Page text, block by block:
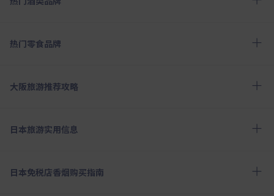
热门零食品牌
大阪旅游推荐攻略
日本旅游实用信息
日本免税店香烟购买指南